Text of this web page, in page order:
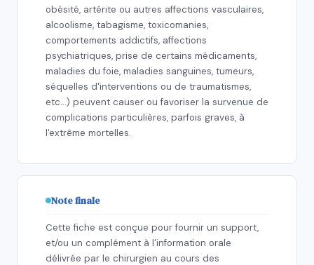
obésité, artérite ou autres affections vasculaires,
alcoolisme, tabagisme, toxicomanies,
comportements addictifs, affections
psychiatriques, prise de certains médicaments,
maladies du foie, maladies sanguines, tumeurs,
séquelles d'interventions ou de traumatismes,
etc…) peuvent causer ou favoriser la survenue de
complications particulières, parfois graves, à
l'extrême mortelles.
Note finale
Cette fiche est conçue pour fournir un support,
et/ou un complément à l'information orale
délivrée par le chirurgien au cours des